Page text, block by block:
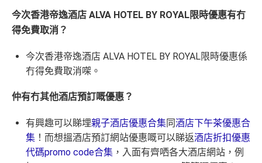
今次香港帝逸酒店 ALVA HOTEL BY ROYAL限時優惠有冇
得免費取消？
今次香港帝逸酒店 ALVA HOTEL BY ROYAL限時優惠係
冇得免費取消㗎。
仲有冇其他酒店預訂嘅優惠？
有興趣可以睇埋親子酒店優惠合集同酒店下午茶優惠合
集 ！而想搵酒店預訂網站優惠嘅可以睇返酒店折扣優惠
代碼promo code合集 ，入面有齊哂各大酒店網站，例